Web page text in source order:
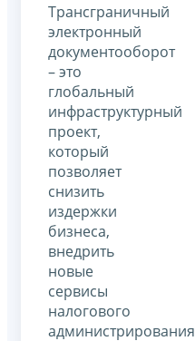
Трансграничный
электронный
документооборот
– это
глобальный
инфраструктурный
проект,
который
позволяет
снизить
издержки
бизнеса,
внедрить
новые
сервисы
налогового
администрирования